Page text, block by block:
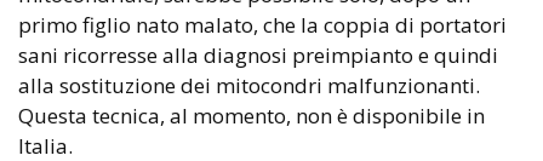
primo figlio nato malato, che la coppia di portatori
sani ricorresse alla diagnosi preimpianto e quindi
alla sostituzione dei mitocondri malfunzionanti.
Questa tecnica, al momento, non è disponibile in
Italia.